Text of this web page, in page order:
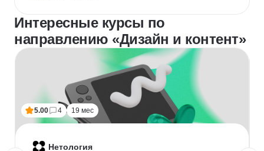
Интересные курсы по
направлению «Дизайн и контент»
5.00 4 19 мес
Нетология